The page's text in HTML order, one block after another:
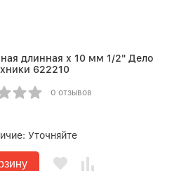
длинная х 10 мм 1/2" Дело
622210
0 отзывов
Уточняйте